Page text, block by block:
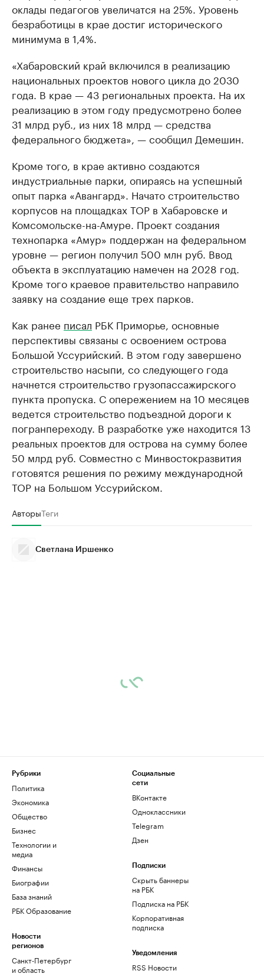
оклады педагогов увеличатся на 25%. Уровень
безработицы в крае достиг исторического
минимума в 1,4%.
«Хабаровский край включился в реализацию
национальных проектов нового цикла до 2030
года. В крае — 43 региональных проекта. На их
реализацию в этом году предусмотрено более
31 млрд руб., из них 18 млрд — средства
федерального бюджета», — сообщил Демешин.
Кроме того, в крае активно создаются
индустриальные парки, опираясь на успешный
опыт парка «Авангард». Начато строительство
корпусов на площадках ТОР в Хабаровске и
Комсомольске-на-Амуре. Проект создания
технопарка «Амур» поддержан на федеральном
уровне — регион получил 500 млн руб. Ввод
объекта в эксплуатацию намечен на 2028 год.
Кроме того краевое правительство направило
заявку на создание еще трех парков.
Как ранее писал РБК Приморье, основные
перспективы связаны с освоением острова
Большой Уссурийский. В этом году завершено
строительство насыпи, со следующего года
начнется строительство грузопассажирского
пункта пропуска. С опережением на 10 месяцев
ведется строительство подъездной дороги к
погранпереходу. В разработке уже находится 13
реальных проектов для острова на сумму более
50 млрд руб. Совместно с Минвостокразвития
готовятся решения по режиму международной
ТОР на Большом Уссурийском.
АвторыТеги
Светлана Иршенко
Рубрики
Политика
Экономика
Общество
Бизнес
Технологии и
медиа
Финансы
Биографии
База знаний
РБК Образование
Новости
регионов
Санкт-Петербург
и область
Социальные
сети
ВКонтакте
Одноклассники
Telegram
Дзен
Подписки
Скрыть баннеры
на РБК
Подписка на РБК
Корпоративная
подписка
Уведомления
RSS Новости